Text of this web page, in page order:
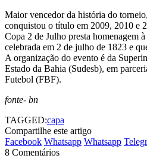
Maior vencedor da história do
conquistou o título em 2009, 2010 e
Copa 2 de Julho presta homenagem
celebrada em 2 de julho de 1823 e
A organização do evento é da
Estado da Bahia (Sudesb), em
Futebol (FBF).
fonte- bn
TAGGED:capa
Compartilhe este artigo
Facebook Whatsapp Whatsapp
8 Comentários